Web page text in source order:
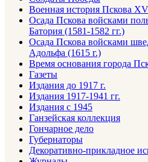
Военная история Пскова
Осада Пскова войсками
Батория (1581-1582 гг.)
Осада Пскова войсками
Адольфа (1615 г.)
Время основания города
Газеты
Издания до 1917 г.
Издания 1917-1941 гг.
Издания с 1945
Ганзейская коллекция
Гончарное дело
Губернаторы
Декоративно-прикладное